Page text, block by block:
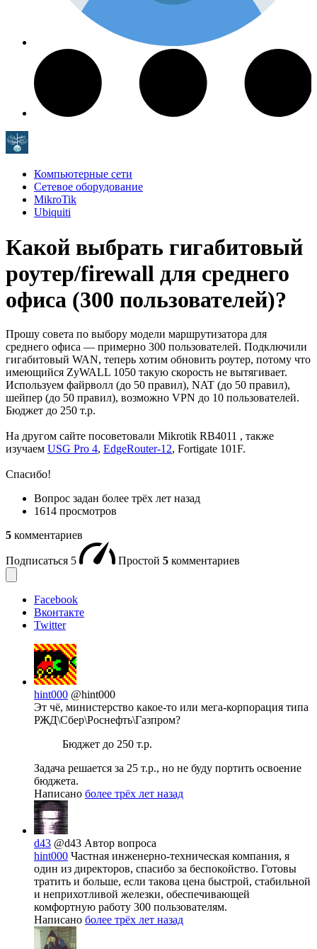
Компьютерные сети
Сетевое оборудование
MikroTik
Ubiquiti
Какой выбрать гигабитовый
роутер/firewall для среднего
офиса (300 пользователей)?
Прошу совета по выбору модели маршрутизатора для
среднего офиса — примерно 300 пользователей. Подключили
гигабитовый WAN, теперь хотим обновить роутер, потому что
имеющийся ZyWALL 1050 такую скорость не вытягивает.
Используем файрволл (до 50 правил), NAT (до 50 правил),
шейпер (до 50 правил), возможно VPN до 10 пользователей.
Бюджет до 250 т.р.
На другом сайте посоветовали Mikrotik RB4011 , также
изучаем USG Pro 4, EdgeRouter-12, Fortigate 101F.
Спасибо!
Вопрос задан более трёх лет назад
1614 просмотров
5 комментариев
Подписаться 5 Простой 5 комментариев
Facebook
Вконтакте
Twitter
hint000 @hint000
Эт чё, министерство какое-то или мега-корпорация типа
РЖД\Сбер\Роснефть\Газпром?
Бюджет до 250 т.р.
Задача решается за 25 т.р., но не буду портить освоение
бюджета.
Написано более трёх лет назад
d43 @d43 Автор вопроса
hint000 Частная инженерно-техническая компания, я
один из директоров, спасибо за беспокойство. Готовы
тратить и больше, если такова цена быстрой, стабильной
и неприхотливой железки, обеспечивающей
комфортную работу 300 пользователям.
Написано более трёх лет назад